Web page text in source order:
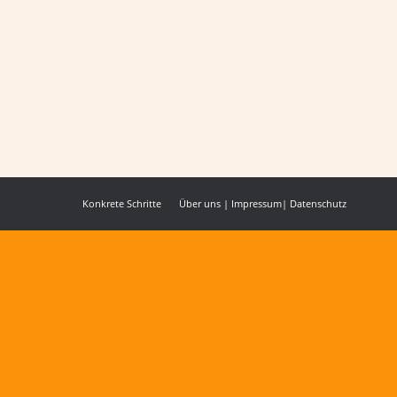
Konkrete Schritte Über uns | Impressum| Datenschutz